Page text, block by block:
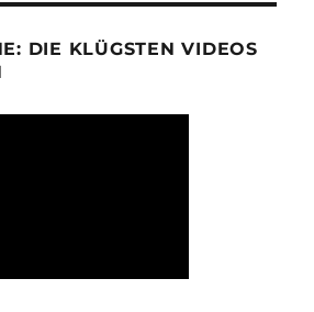
DIE KLÜGSTEN VIDEOS